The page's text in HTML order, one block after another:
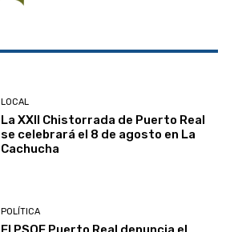
LOCAL
La XXII Chistorrada de Puerto Real
se celebrará el 8 de agosto en La
Cachucha
POLÍTICA